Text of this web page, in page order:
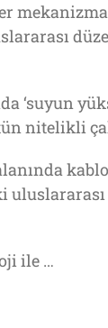
‘suyun
nitelikli
ile …